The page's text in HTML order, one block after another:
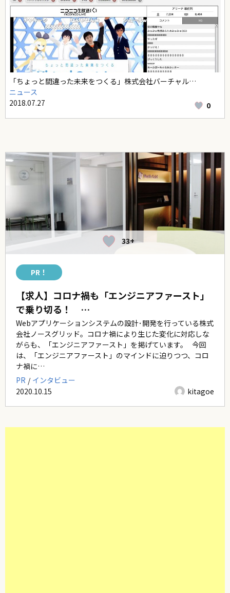
「ちょっと間違った未来をつくる」株式会社バーチャル…
ニュース
2018.07.27
0
33+
PR！
【求人】コロナ禍も「エンジニアファースト」
で乗り切る！ …
Webアプリケーションシステムの設計･開発を行っている株式
会社ノースグリッド。コロナ禍により生じた変化に対応しな
がらも、「エンジニアファースト」を掲げています。 今回
は、「エンジニアファースト」のマインドに迫りつつ、コロ
ナ禍に…
PR
インタビュー
2020.10.15
kitagoe